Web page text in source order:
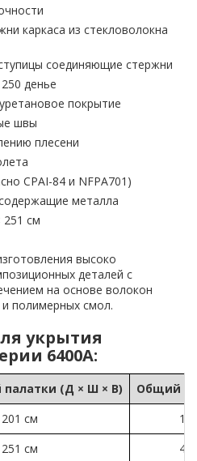
каркаса из стекловолокна
соединяющие стержни
денье
покрытие
швы
плесени
CPAI-84 и NFPA701)
металла
251 см
высоко
деталей с
на основе волокон
и полимерных смол.
укрытия
6400A:
(Д × Ш × В)
Общий
см
см